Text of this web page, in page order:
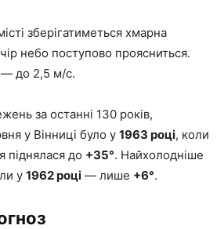
зберігатиметься хмарна
небо поступово проясниться.
— до 2,5 м/с.
за останні 130 років,
у Вінниці було у 1963 році, коли
піднялася до +35°. Найхолодніше
у 1962 році — лише +6°.